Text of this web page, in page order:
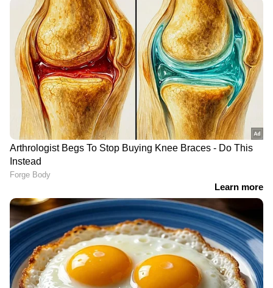
RECOMMENDED STORIES
നെഞ്ചെരിച്ചിലിന്
കാരണമാകുന്ന ചില
ഭക്ഷണങ്ങൾ